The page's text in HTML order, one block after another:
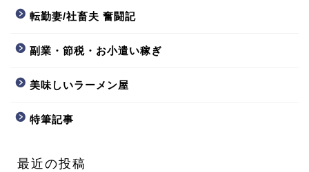
転勤妻/社畜夫 奮闘記
副業・節税・お小遣い稼ぎ
美味しいラーメン屋
特筆記事
最近の投稿